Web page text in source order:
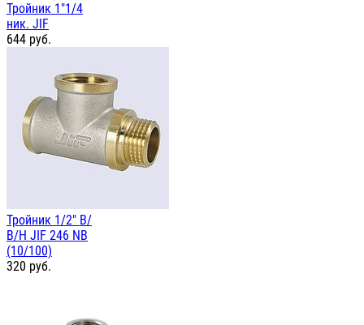
Тройник 1"1/4
ник. JIF
644 руб.
Тройник 1/2" В/
В/Н JIF 246 NB
(10/100)
320 руб.